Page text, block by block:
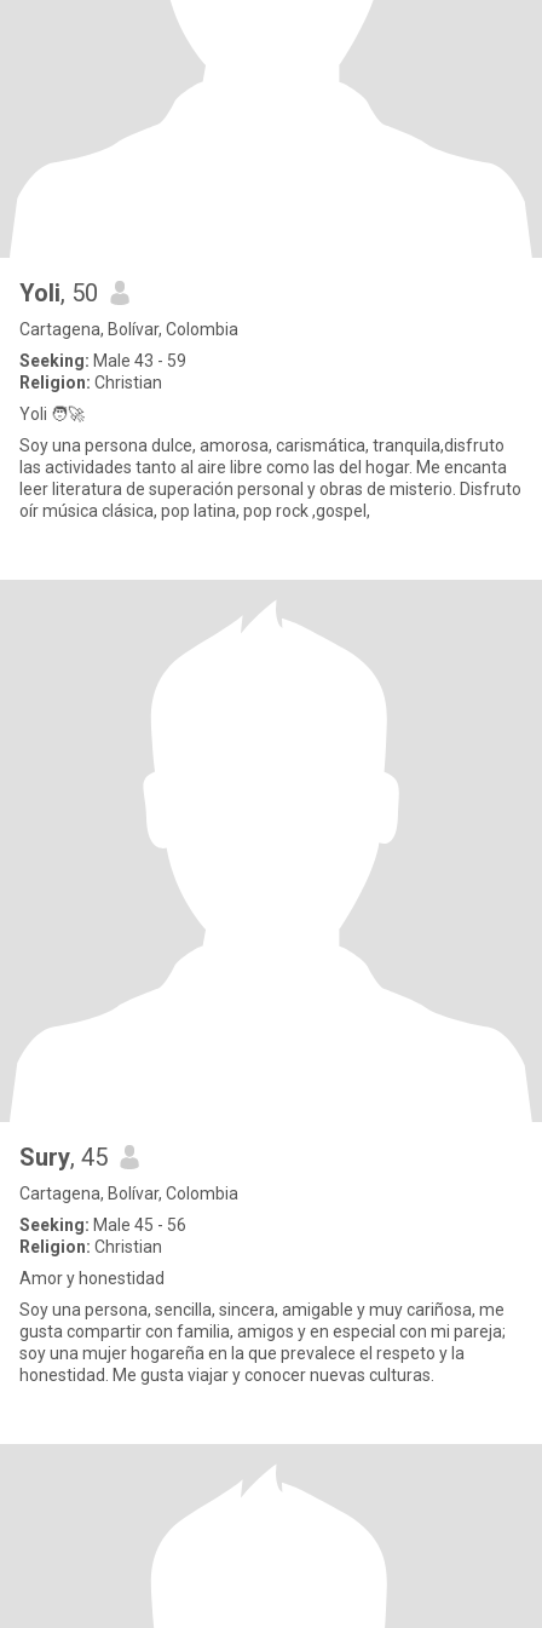
Yoli, 50
Cartagena, Bolívar, Colombia
Seeking: Male 43 - 59
Religion: Christian
Yoli 🧑‍🚀
Soy una persona dulce, amorosa, carismática, tranquila,disfruto
las actividades tanto al aire libre como las del hogar. Me encanta
leer literatura de superación personal y obras de misterio. Disfruto
oír música clásica, pop latina, pop rock ,gospel,
Sury, 45
Cartagena, Bolívar, Colombia
Seeking: Male 45 - 56
Religion: Christian
Amor y honestidad
Soy una persona, sencilla, sincera, amigable y muy cariñosa, me
gusta compartir con familia, amigos y en especial con mi pareja;
soy una mujer hogareña en la que prevalece el respeto y la
honestidad. Me gusta viajar y conocer nuevas culturas.